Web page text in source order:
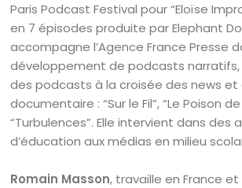
Paris Podcast Festival pour “Eloïse
en 7 épisodes produite par Elephant
accompagne l’Agence France Presse
développement de podcasts
des podcasts à la croisée des news et
documentaire : “Sur le Fil”, “Le Poison
“Turbulences”. Elle intervient dans des
d’éducation aux médias en milieu
Romain Masson, travaille en France et